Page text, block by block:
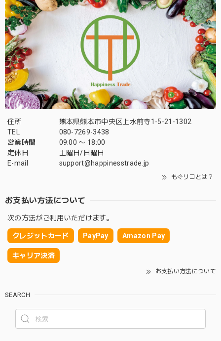
住所
熊本県熊本市中央区上水前寺1-5-21-1302
TEL
080-7269-3438
営業時間
09:00 〜 18:00
定休日
土曜日/日曜日
E-mail
support@happinesstrade.jp
もぐリコとは？
お支払い方法について
次の方法がご利用いただけます。
クレジットカード PayPay Amazon Pay
キャリア決済
お支払い方法について
SEARCH